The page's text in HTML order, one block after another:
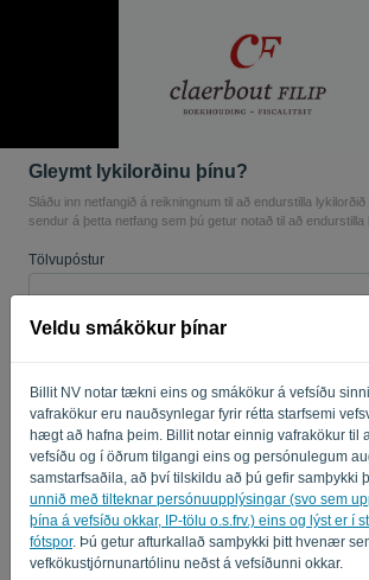
Veldu smákökur þínar
Billit NV notar tækni eins og smákökur á vefsíðu
vafrakökur eru nauðsynlegar fyrir rétta starfsemi
hægt að hafna þeim. Billit notar einnig vafrakökur til
vefsíðu og í öðrum tilgangi eins og persónulegum
samstarfsaðila, að því tilskildu að þú gefir samþykki
unnið með tilteknar persónuupplýsingar (svo sem
þína á vefsíðu okkar, IP-tölu o.s.frv.) eins og lýst er í
fótspor. Þú getur afturkallað samþykki þitt hvenær
vefkökustjórnunartólinu neðst á vefsíðunni okkar.
Gleymt lykilorðinu þínu?
Sláðu inn netfangið á reikningnum til að endurstilla lykilorðið
sendur á þetta netfang sem þú getur notað til að endurstilla
Tölvupóstur
Ertu ekki tölva? Fylltu inn '
SENDA HLEKK
Til baka á innskráningarsíðuna
Privacy Policy-Terms of Service